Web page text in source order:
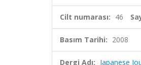
Cilt numarası: 46
Basım Tarihi: 2008
Dergi Adı: Japanese